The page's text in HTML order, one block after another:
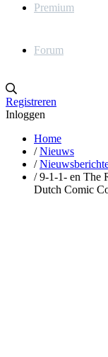
Premium
Forum
Registreren
Inloggen
Home
/ Nieuws
/
/ 9-1-1- en The
Dutch Comic